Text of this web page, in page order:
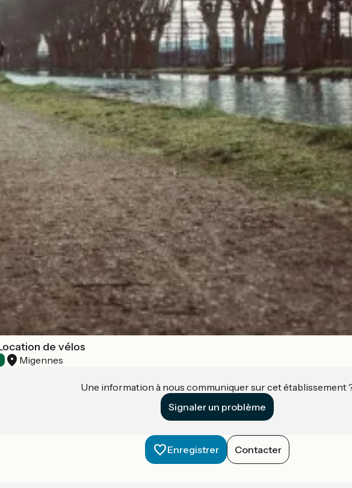
de vélos
Migennes
Une information à nous communiquer sur cet établissement
Signaler un problème
Enregistrer Contacter